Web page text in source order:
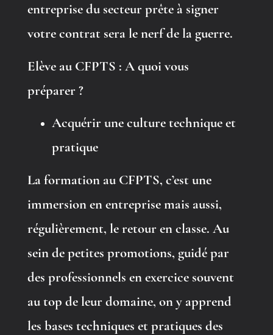
entreprise du secteur prête à signer
votre contrat sera le nerf de la guerre.
Elève au CFPTS : A quoi vous
préparer ?
Acquérir une culture technique et
pratique
La formation au CFPTS, c’est une
immersion en entreprise mais aussi,
régulièrement, le retour en classe. Au
sein de petites promotions, guidé par
des professionnels en exercice souvent
au top de leur domaine, on y apprend
les bases techniques et pratiques des